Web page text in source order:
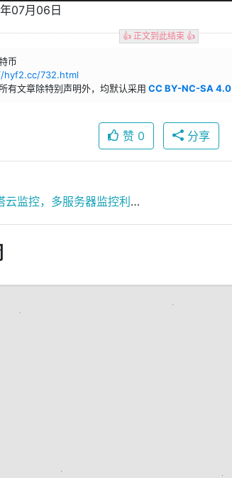
07月06日
👍 正文到此结束 👍
币
hyf2.cc/732.html
有文章除特别声明外，均默认采用 CC BY-NC-SA 4.0
赞 0 分享
【新版发布】堡塔云监控，多服务器监控利器！